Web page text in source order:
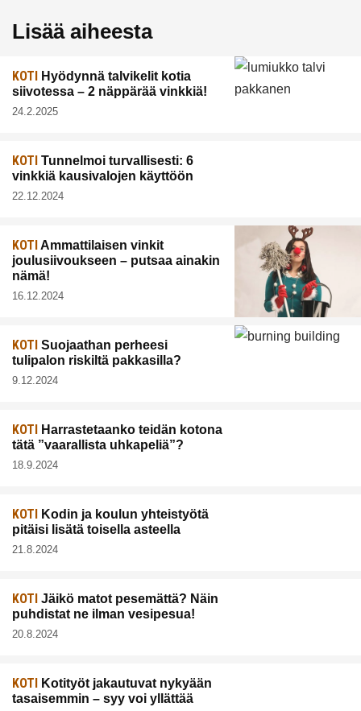
Lisää aiheesta
KOTI Hyödynnä talvikelit kotia
siivotessa – 2 näppärää vinkkiä!
24.2.2025
KOTI Tunnelmoi turvallisesti: 6
vinkkiä kausivalojen käyttöön
22.12.2024
KOTIAmmattilaisen vinkit
joulusiivoukseen – putsaa ainakin
nämä!
16.12.2024
KOTI Suojaathan perheesi
tulipalon riskiltä pakkasilla?
9.12.2024
KOTI Harrastetaanko teidän kotona
tätä ”vaarallista uhkapeliä”?
18.9.2024
KOTI Kodin ja koulun yhteistyötä
pitäisi lisätä toisella asteella
21.8.2024
KOTI Jäikö matot pesemättä? Näin
puhdistat ne ilman vesipesua!
20.8.2024
KOTI Kotityöt jakautuvat nykyään
tasaisemmin – syy voi yllättää